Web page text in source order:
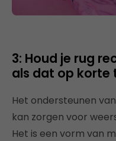
3: Houd je rug
als dat op korte
Het ondersteunen
kan zorgen voor
Het is een vorm van